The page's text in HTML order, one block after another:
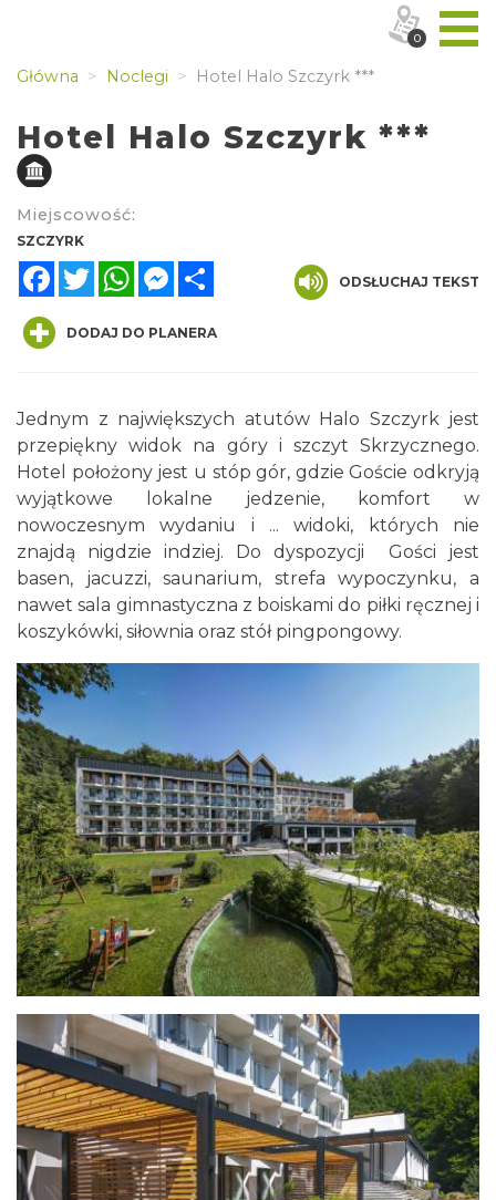
Główna Noclegi Hotel Halo Szczyrk ***
Hotel Halo Szczyrk ***
Miejscowość:
SZCZYRK
FacebookTwitterWhatsAppMessenger
ODSŁUCHAJ TEKST
DODAJ DO PLANERA
Jednym z największych atutów Halo Szczyrk jest
przepiękny widok na góry i szczyt Skrzycznego.
Hotel położony jest u stóp gór, gdzie Goście odkryją
wyjątkowe lokalne jedzenie, komfort w
nowoczesnym wydaniu i ... widoki, których nie
znajdą nigdzie indziej. Do dyspozycji Gości jest
basen, jacuzzi, saunarium, strefa wypoczynku, a
nawet sala gimnastyczna z boiskami do piłki ręcznej i
koszykówki, siłownia oraz stół pingpongowy.
0